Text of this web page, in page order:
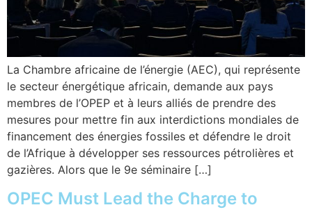
La Chambre africaine de l’énergie (AEC), qui représente
le secteur énergétique africain, demande aux pays
membres de l’OPEP et à leurs alliés de prendre des
mesures pour mettre fin aux interdictions mondiales de
financement des énergies fossiles et défendre le droit
de l’Afrique à développer ses ressources pétrolières et
gazières. Alors que le 9e séminaire […]
OPEC Must Lead the Charge to